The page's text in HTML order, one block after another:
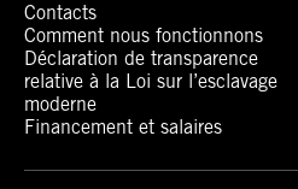
Contacts
Comment nous fonctionnons
Déclaration de transparence
relative à la Loi sur l’esclavage
moderne
Financement et salaires